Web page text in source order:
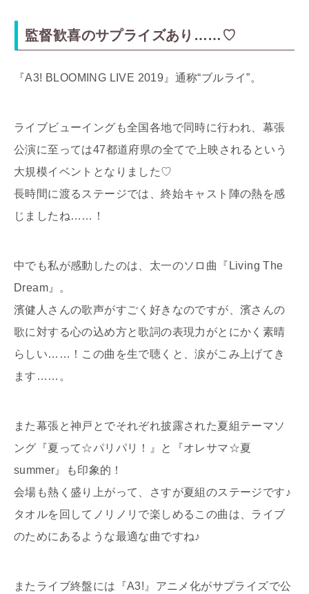
監督歓喜のサプライズあり……♡
『A3! BLOOMING LIVE 2019』通称“ブルライ”。
ライブビューイングも全国各地で同時に行われ、幕張
公演に至っては47都道府県の全てで上映されるという
大規模イベントとなりました♡
長時間に渡るステージでは、終始キャスト陣の熱を感
じましたね……！
中でも私が感動したのは、太一のソロ曲『Living The
Dream』。
濱健人さんの歌声がすごく好きなのですが、濱さんの
歌に対する心の込め方と歌詞の表現力がとにかく素晴
らしい……！この曲を生で聴くと、涙がこみ上げてき
ます……。
また幕張と神戸とでそれぞれ披露された夏組テーマソ
ング『夏って☆パリパリ！』と『オレサマ☆夏
summer』も印象的！
会場も熱く盛り上がって、さすが夏組のステージです♪
タオルを回してノリノリで楽しめるこの曲は、ライブ
のためにあるような最適な曲ですね♪
またライブ終盤には『A3!』アニメ化がサプライズで公